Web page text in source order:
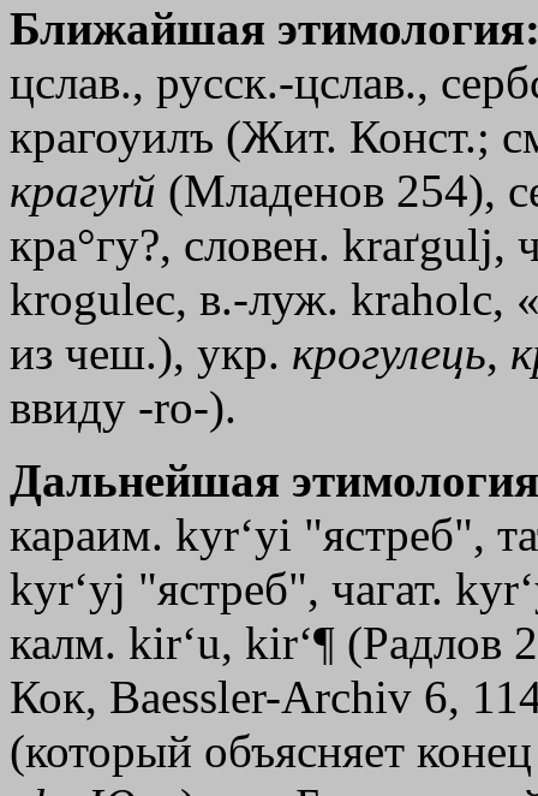
Ближайшая
цслав., русск.-цслав.,
крагоуилъ (Жит. Конст.;
крагуґй (Младенов 254),
кра°гу?, словен.
krogulec, в.-луж. kraholc,
из чеш.), укр. крогулець,
ввиду -rо-).
Дальнейшая
караим. kуr‘уi "ястреб",
kуr‘уj "ястреб", чагат.
калм. kir‘u, kir‘¶ (Радлов
Кок, Baessler-Archiv 6,
(который объясняет